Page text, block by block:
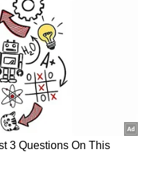
ಮದುಮಗಳ ಲುಕ್​ನಲ್ಲಿ
ಮಂಗಳೂರು ಪುಟ್ಟಿ ರಕ್ಷಿತಾ ಶೆಟ್ಟಿ-
ಇದರ ಗುಟ್ಟೇನು ಗೊತ್ತಾ?